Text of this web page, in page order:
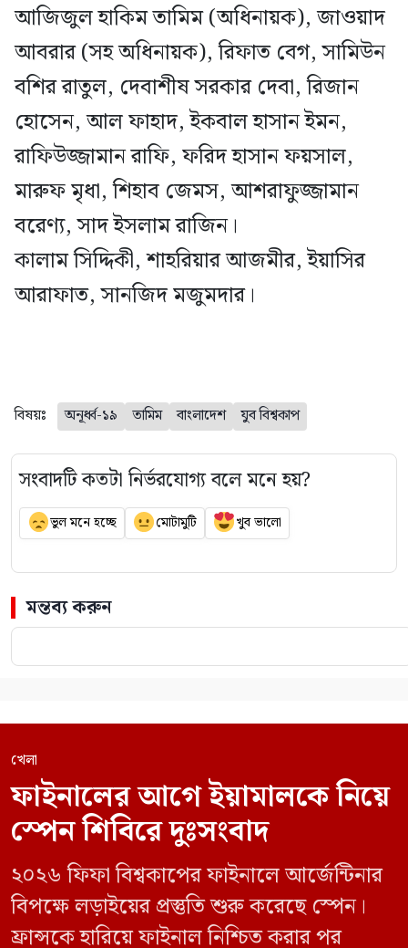
আজিজুল হাকিম তামিম (অধিনায়ক), জাওয়াদ
আবরার (সহ অধিনায়ক), রিফাত বেগ, সামিউন
বশির রাতুল, দেবাশীষ সরকার দেবা, রিজান
হোসেন, আল ফাহাদ, ইকবাল হাসান ইমন,
রাফিউজ্জামান রাফি, ফরিদ হাসান ফয়সাল,
মারুফ মৃধা, শিহাব জেমস, আশরাফুজ্জামান
বরেণ্য, সাদ ইসলাম রাজিন।
কালাম সিদ্দিকী, শাহরিয়ার আজমীর, ইয়াসির
আরাফাত, সানজিদ মজুমদার।
বিষয়ঃ অনূর্ধ্ব-১৯ তামিম বাংলাদেশ যুব বিশ্বকাপ
সংবাদটি কতটা নির্ভরযোগ্য বলে মনে হয়?
ভুল মনে হচ্ছে মোটামুটি খুব ভালো
মন্তব্য করুন
খেলা
ফাইনালের আগে ইয়ামালকে নিয়ে
স্পেন শিবিরে দুঃসংবাদ
২০২৬ ফিফা বিশ্বকাপের ফাইনালে আর্জেন্টিনার
বিপক্ষে লড়াইয়ের প্রস্তুতি শুরু করেছে স্পেন।
ফ্রান্সকে হারিয়ে ফাইনাল নিশ্চিত করার পর